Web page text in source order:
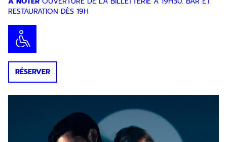
RESTAURATION DÈS 19H
RÉSERVER